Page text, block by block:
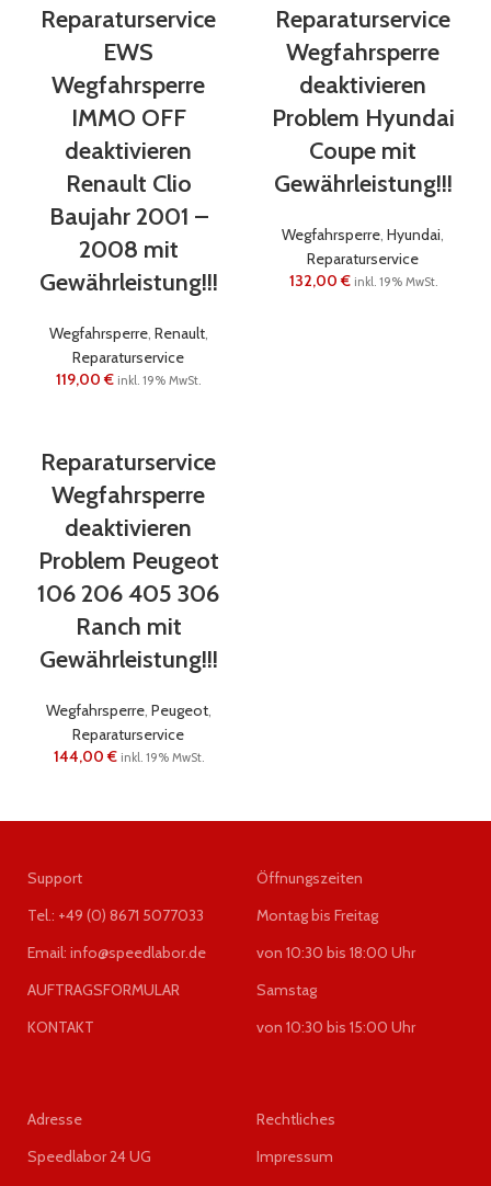
Reparaturservice
EWS
Wegfahrsperre
IMMO OFF
deaktivieren
Renault Clio
Baujahr 2001 –
2008 mit
Gewährleistung!!!
Wegfahrsperre, Renault,
Reparaturservice
119,00€ inkl. 19% MwSt.
Reparaturservice
Wegfahrsperre
deaktivieren
Problem Hyundai
Coupe mit
Gewährleistung!!!
Wegfahrsperre, Hyundai,
Reparaturservice
132,00€ inkl. 19% MwSt.
Reparaturservice
Wegfahrsperre
deaktivieren
Problem Peugeot
106 206 405 306
Ranch mit
Gewährleistung!!!
Wegfahrsperre, Peugeot,
Reparaturservice
144,00€ inkl. 19% MwSt.
Support
Tel.: +49 (0) 8671 5077033
Email: info@speedlabor.de
AUFTRAGSFORMULAR
KONTAKT
Öffnungszeiten
Montag bis Freitag
von 10:30 bis 18:00 Uhr
Samstag
von 10:30 bis 15:00 Uhr
Adresse
Speedlabor 24 UG
Rechtliches
Impressum